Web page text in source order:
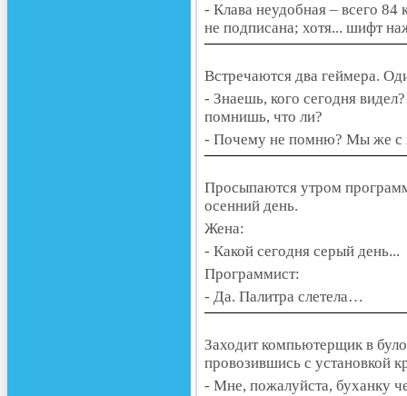
- Клава неудобная – всего
не подписана; хотя... шифт
Встречаются два геймера.
- Знаешь, кого сегодня
помнишь, что ли?
- Почему не помню? Мы же с
Просыпаются утром
осенний день.
Жена:
- Какой сегодня серый день...
Программист:
- Да. Палитра слетела…
Заходит компьютерщик в
провозившись с установкой
- Мне, пожалуйста, буханку